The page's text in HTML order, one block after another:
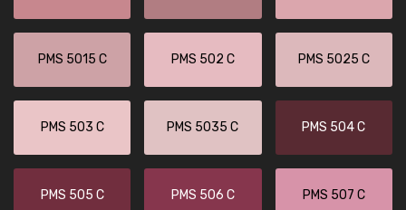
PMS 5015 C PMS 502 C PMS 5025 C
PMS 503 C PMS 5035 C PMS 504 C
PMS 505 C PMS 506 C PMS 507 C